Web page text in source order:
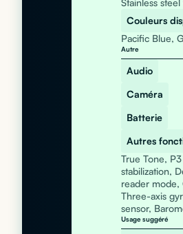
Stainless
Couleurs
Pacific Blue,
Autre
Audio
Caméra
Batterie
Autres
True Tone,
stabilization,
reader mode,
Three-axis
sensor,
Usage suggéré